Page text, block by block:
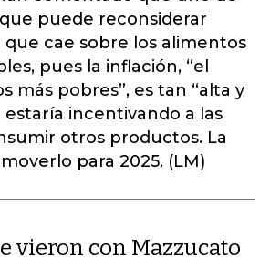
puede reconsiderar
que cae sobre los alimentos
pues la inflación, “el
más pobres”, es tan “alta y
estaría incentivando a las
otros productos. La
para 2025. (LM)
vieron con Mazzucato